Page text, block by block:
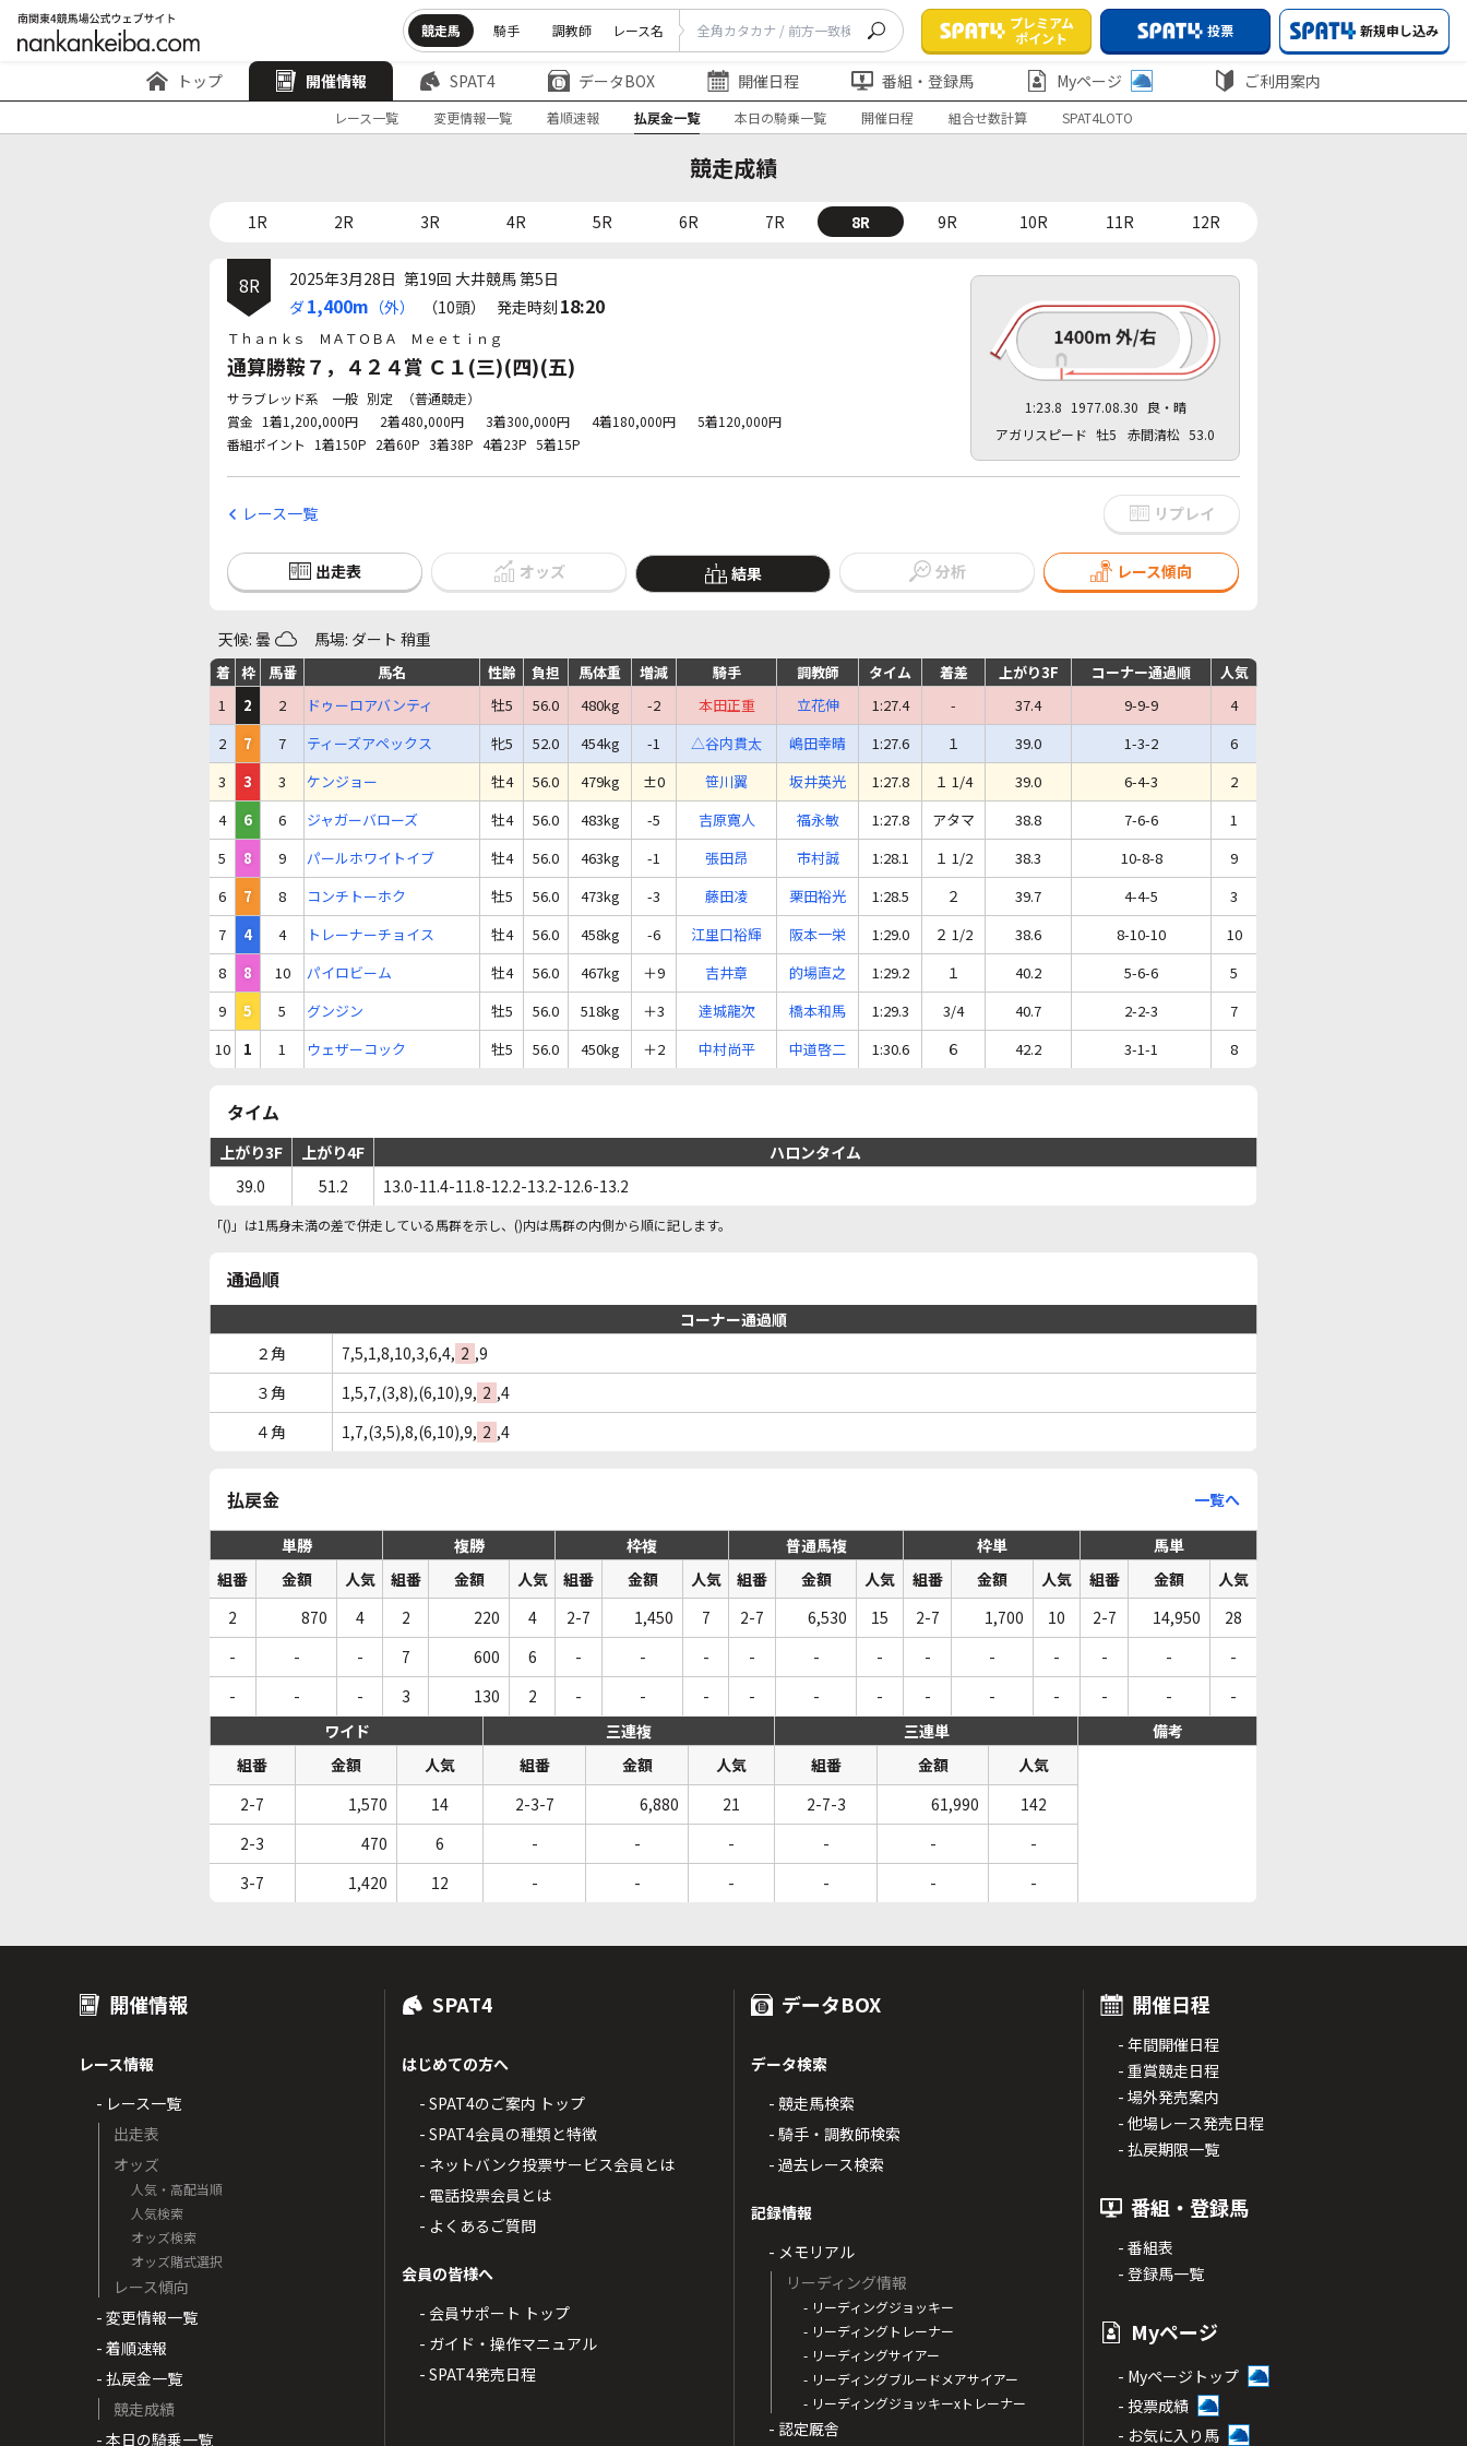
競走馬 騎手 調教師 レース名
プレミアム
ポイント
投票 新規申し込み
トップ 開催情報 SPAT4 データBOX 開催日程 番組・登録馬 Myページ ご利用案内
レース一覧 変更情報一覧 着順速報 払戻金一覧 本日の騎乗一覧 開催日程 組合せ数計算 SPAT4LOTO
競走成績
1R 2R 3R 4R 5R 6R 7R 8R 9R 10R 11R 12R
8R 2025年3月28日 第19回 大井競馬 第5日
ダ1,400m （外） （10頭） 発走時刻 18:20
Ｔｈａｎｋｓ ＭＡＴＯＢＡ Ｍｅｅｔｉｎｇ
通算勝鞍７，４２４賞 Ｃ１(三)(四)(五)
サラブレッド系 一般 別定
（普通競走）
賞金 1着1,200,000円 2着480,000円 3着300,000円 4着180,000円
5着120,000円
番組ポイント
1着150P 2着60P 3着38P 4着23P 5着15P
1:23.8 1977.08.30 良・晴
アガリスピード 牡5 赤間清松 53.0
レース一覧 リプレイ
出走表 オッズ 結果 分析 レース傾向
天候: 曇 馬場: ダート 稍重
着 枠 馬番 馬名 性齢 負担 馬体重 増減 騎手 調教師 タイム 着差 上がり3F コーナー通過順
人気
1
2 2 ドゥーロアバンティ 牡5 56.0 480kg -2 本田正重 立花伸 1:27.4 - 37.4 9-9-9
4
2
7 7 ティーズアペックス 牝5 52.0 454kg -1 △谷内貫太 嶋田幸晴 1:27.6 １ 39.0 1-3-2
6
3
3 3 ケンジョー 牡4 56.0 479kg ±0 笹川翼 坂井英光 1:27.8 １ 1/4 39.0 6-4-3
2
4
6 6 ジャガーバローズ 牡4 56.0 483kg -5 吉原寛人 福永敏 1:27.8 アタマ 38.8 7-6-6
1
5
8 9 パールホワイトイブ 牡4 56.0 463kg -1 張田昂 市村誠 1:28.1 １ 1/2 38.3 10-8-8
9
6
7 8 コンチトーホク 牡5 56.0 473kg -3 藤田凌 栗田裕光 1:28.5 ２ 39.7 4-4-5
3
7
4 4 トレーナーチョイス 牡4 56.0 458kg -6 江里口裕輝 阪本一栄 1:29.0 ２ 1/2 38.6 8-10-10
10
8
8 10 パイロビーム 牡4 56.0 467kg ＋9 吉井章 的場直之 1:29.2 １ 40.2 5-6-6
5
9
5 5 グンジン 牡5 56.0 518kg ＋3 達城龍次 橋本和馬 1:29.3 3/4 40.7 2-2-3
7
10
1 1 ウェザーコック 牡5 56.0 450kg ＋2 中村尚平 中道啓二 1:30.6 ６ 42.2 3-1-1 8
タイム
上がり3F 上がり4F
ハロンタイム
39.0
51.2 13.0-11.4-11.8-12.2-13.2-12.6-13.2
「()」は1馬身未満の差で併走している馬群を示し、()内は馬群の内側から順に記します。
通過順
コーナー通過順
２角
7,5,1,8,10,3,6,4, 2 ,9
３角
1,5,7,(3,8),(6,10),9, 2 ,4
４角
1,7,(3,5),8,(6,10),9, 2 ,4
払戻金 一覧へ
単勝 複勝 枠複 普通馬複 枠単
馬単
組番
金額 人気 組番 金額 人気 組番 金額 人気 組番 金額 人気 組番 金額 人気 組番 金額
人気
2
870 4 2 220 4 2-7 1,450 7 2-7 6,530 15 2-7 1,700 10 2-7 14,950
28
-
- - 7 600 6 - - - - - - - - - - -
-
-
- - 3 130 2 - - - - - - - - - - -
-
ワイド
三連複 三連単
備考
組番
金額 人気 組番 金額 人気 組番 金額
人気
2-7
1,570 14 2-3-7 6,880 21 2-7-3 61,990
142
2-3
470 6 - - - - -
-
3-7
1,420 12 - - - - - -
開催情報
レース情報
- レース一覧
出走表
オッズ
人気・高配当順
人気検索
オッズ検索
オッズ賭式選択
レース傾向
- 変更情報一覧
- 着順速報
- 払戻金一覧
競走成績
- 本日の騎乗一覧
SPAT4
はじめての方へ
- SPAT4のご案内 トップ
- SPAT4会員の種類と特徴
- ネットバンク投票サービス会員とは
- 電話投票会員とは
- よくあるご質問
会員の皆様へ
- 会員サポート トップ
- ガイド・操作マニュアル
- SPAT4発売日程
データBOX
データ検索
- 競走馬検索
- 騎手・調教師検索
- 過去レース検索
記録情報
- メモリアル
リーディング情報
- リーディングジョッキー
- リーディングトレーナー
- リーディングサイアー
- リーディングブルードメアサイアー
- リーディングジョッキーxトレーナー
- 認定厩舎
開催日程
- 年間開催日程
- 重賞競走日程
- 場外発売案内
- 他場レース発売日程
- 払戻期限一覧
番組・登録馬
- 番組表
- 登録馬一覧
Myページ
- Myページトップ
- 投票成績
- お気に入り馬